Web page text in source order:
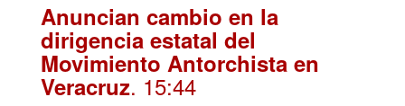
Anuncian cambio en la
dirigencia estatal del
Movimiento Antorchista en
Veracruz. 15:44